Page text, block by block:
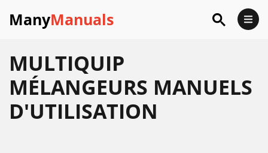
ManyManuals
MULTIQUIP
MÉLANGEURS MANUELS
D'UTILISATION